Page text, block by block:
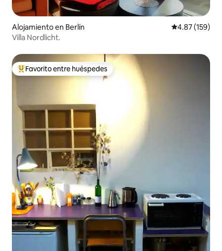
Alojamiento en Berlín Calificación
4.87 (159)
Villa Nordlicht.
Favorito entre huéspedes preferido
Favorito entre huéspedes